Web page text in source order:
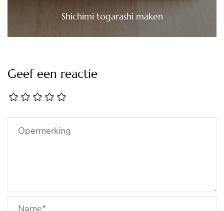
Shichimi togarashi maken
Geef een reactie